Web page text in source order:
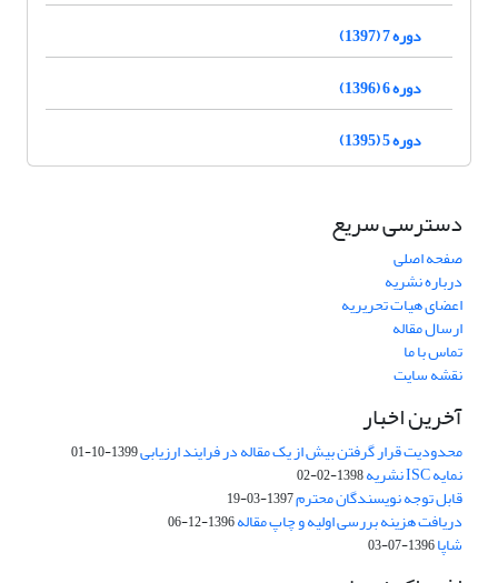
دوره 7 (1397)
دوره 6 (1396)
دوره 5 (1395)
دسترسی سریع
صفحه اصلی
درباره نشریه
اعضای هیات تحریریه
ارسال مقاله
تماس با ما
نقشه سایت
آخرین اخبار
محدودیت قرار گرفتن بیش از یک مقاله در فرایند ارزیابی1399-10-01
نمایه ISC نشریه 1398-02-02
قابل توجه نویسندگان محترم1397-03-19
دریافت هزینه بررسی اولیه و چاپ مقاله1396-12-06
شاپا1396-07-03